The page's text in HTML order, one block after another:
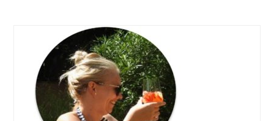
navigation